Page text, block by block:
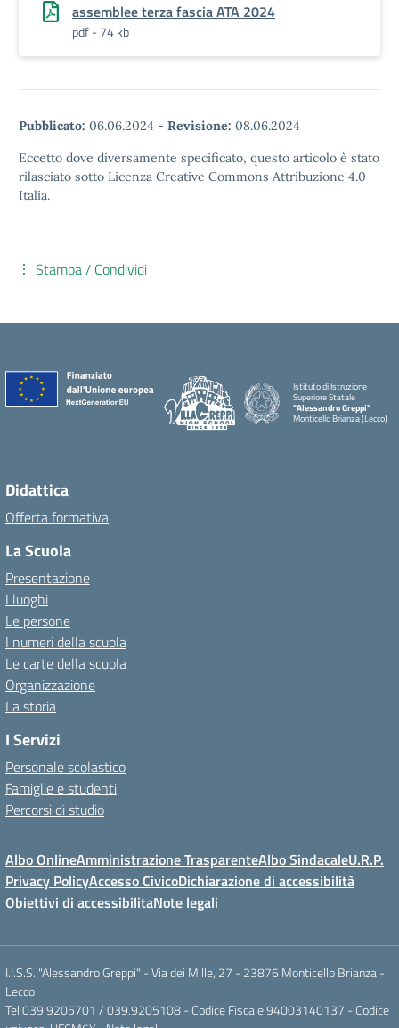
assemblee terza fascia ATA 2024
pdf - 74 kb
Pubblicato: 06.06.2024 - Revisione: 08.06.2024
Eccetto dove diversamente specificato, questo articolo è stato
rilasciato sotto Licenza Creative Commons Attribuzione 4.0
Italia.
Stampa / Condividi
Istituto di Istruzione
Superiore Statale
"Alessandro Greppi"
Monticello Brianza (Lecco)
Didattica
Offerta formativa
La Scuola
Presentazione
I luoghi
Le persone
I numeri della scuola
Le carte della scuola
Organizzazione
La storia
I Servizi
Personale scolastico
Famiglie e studenti
Percorsi di studio
Albo OnlineAmministrazione TrasparenteAlbo SindacaleU.R.P.
Privacy PolicyAccesso CivicoDichiarazione di accessibilità
Obiettivi di accessibilitaNote legali
I.I.S.S. "Alessandro Greppi" - Via dei Mille, 27 - 23876 Monticello Brianza -
Lecco
Tel 039.9205701 / 039.9205108 - Codice Fiscale 94003140137 - Codice